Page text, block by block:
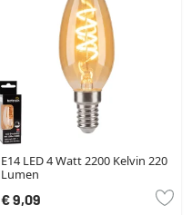
E14 LED 4 Watt 2200 Kelvin 220
Lumen
€ 9,09